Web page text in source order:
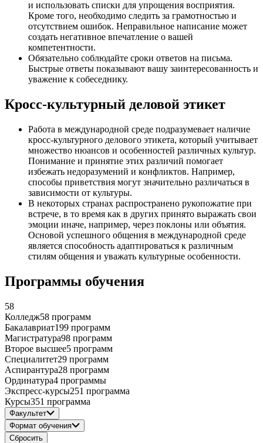
и использовать списки для упрощения восприятия.
Кроме того, необходимо следить за грамотностью и
отсутствием ошибок. Неправильное написание может
создать негативное впечатление о вашей
компетентности.
Обязательно соблюдайте сроки ответов на письма.
Быстрые ответы показывают вашу заинтересованность и
уважение к собеседнику.
Кросс-культурный деловой этикет
Работа в международной среде подразумевает наличие
кросс-культурного делового этикета, который учитывает
множество нюансов и особенностей различных культур.
Понимание и принятие этих различий помогает
избежать недоразумений и конфликтов. Например,
способы приветствия могут значительно различаться в
зависимости от культуры.
В некоторых странах распространено рукопожатие при
встрече, в то время как в других принято выражать свои
эмоции иначе, например, через поклоны или объятия.
Основой успешного общения в международной среде
является способность адаптироваться к различным
стилям общения и уважать культурные особенности.
Программы обучения
58
Колледж58 программ
Бакалавриат199 программ
Магистратура98 программ
Второе высшее5 программ
Специалитет29 программ
Аспирантура28 программ
Ординатура4 программы
Экспресс-курсы251 программа
Курсы351 программа
Факультет
Формат обучения
Сбросить